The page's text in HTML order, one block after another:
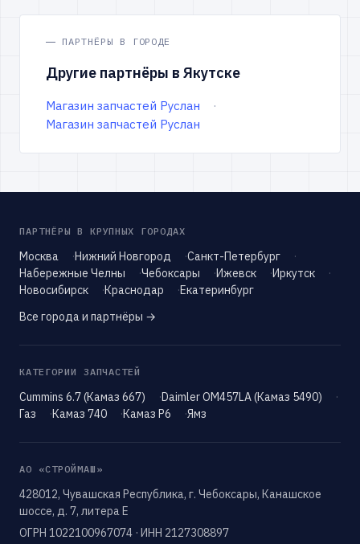
ПАРТНЁРЫ В ГОРОДЕ
Другие партнёры в Якутске
Магазин запчастей Руслан
Магазин запчастей Руслан
ПАРТНЁРЫ В КРУПНЫХ ГОРОДАХ
Москва Нижний Новгород
Санкт-Петербург
Набережные Челны
Чебоксары Ижевск
Иркутск
Новосибирск
Краснодар
Екатеринбург
Все города и партнёры →
КАТЕГОРИИ ЗАПЧАСТЕЙ
Cummins 6.7 (Камаз 667)
Daimler OM457LA (Камаз 5490)
Газ
Камаз 740 Камаз Р6 Ямз
АО «СТРОЙМАШ»
428012, Чувашская Республика, г. Чебоксары, Канашское
шоссе, д. 7, литера Е
ОГРН 1022100967074 · ИНН 2127308897